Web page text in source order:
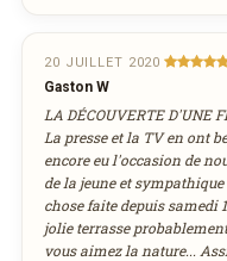
10
11 12
17
18 19
24
25 26
31
1 2
aujourd'hui
Nombre de
Adresse email de
DES MILLIERS DE
20 JUILLET 2020
Gaston W
LA DÉCOUVERTE D'UNE
La presse et la TV en ont
encore eu l'occasion de
de la jeune et
chose faite depuis samedi
jolie terrasse
vous aimez la nature...